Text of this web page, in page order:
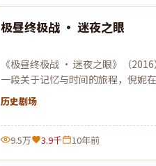
热门
极昼终极战 · 迷夜之眼
《极昼终极战 · 迷夜之眼》（
一段关于记忆与时间的旅程，倪妮
中寻找自我的答案。
历史剧场
9.5万 3.9千 10年前